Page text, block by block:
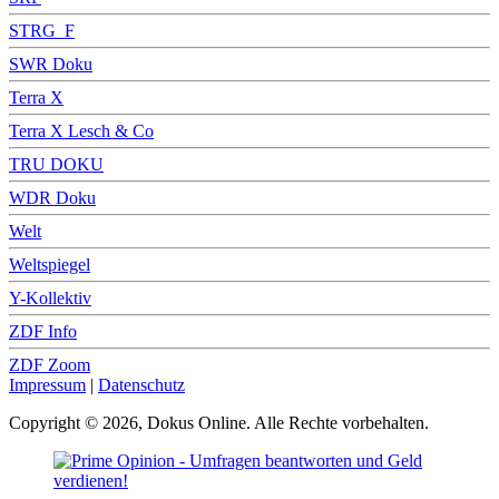
STRG_F
SWR Doku
Terra X
Terra X Lesch & Co
TRU DOKU
WDR Doku
Welt
Weltspiegel
Y-Kollektiv
ZDF Info
ZDF Zoom
Impressum | Datenschutz
Copyright © 2026, Dokus Online. Alle Rechte vorbehalten.